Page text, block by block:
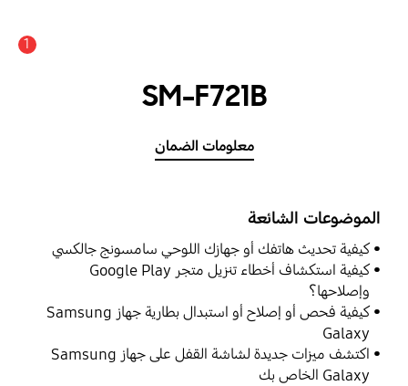
1
SM-F721B
معلومات الضمان
الموضوعات الشائعة
كيفية تحديث هاتفك أو جهازك اللوحي سامسونج جالكسي
كيفية استكشاف أخطاء تنزيل متجر Google Play
وإصلاحها؟
كيفية فحص أو إصلاح أو استبدال بطارية جهاز Samsung
Galaxy
اكتشف ميزات جديدة لشاشة القفل على جهاز Samsung
Galaxy الخاص بك